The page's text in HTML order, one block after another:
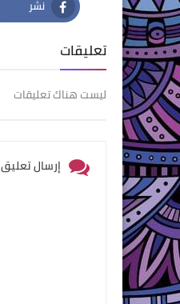
نشر
Facebook
تعليقات
ليست هناك تعليقات
إرسال تعليق